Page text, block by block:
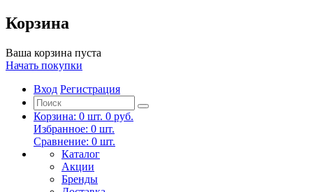
Корзина
Ваша корзина пуста
Начать покупки
Вход Регистрация
Корзина: 0 шт. 0 руб.
Избранное: 0 шт.
Сравнение: 0 шт.
Каталог
Акции
Бренды